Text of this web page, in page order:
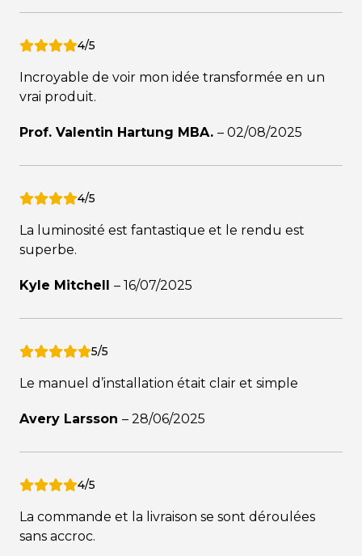
4/5
Incroyable de voir mon idée transformée en un
vrai produit.
Prof. Valentin Hartung MBA. – 02/08/2025
4/5
La luminosité est fantastique et le rendu est
superbe.
Kyle Mitchell – 16/07/2025
5/5
Le manuel d’installation était clair et simple
Avery Larsson – 28/06/2025
4/5
La commande et la livraison se sont déroulées
sans accroc.